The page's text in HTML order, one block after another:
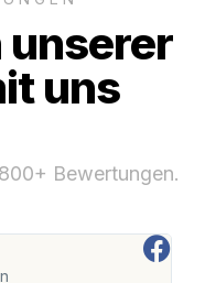
unserer
uns
Bewertungen.